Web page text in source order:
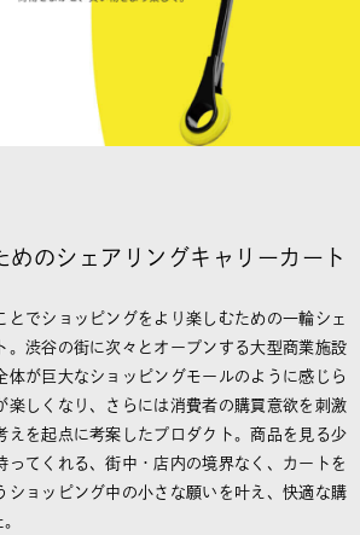
めのシェアリングキャリーカート
とでショッピングをより楽しむための一輪シェ
。渋谷の街に次々とオープンする大型商業施設
体が巨大なショッピングモールのように感じら
楽しくなり、さらには消費者の購買意欲を刺激
えを起点に考案したプロダクト。商品を見る少
ってくれる、街中・店内の境界なく、カートを
ショッピング中の小さな願いを叶え、快適な購